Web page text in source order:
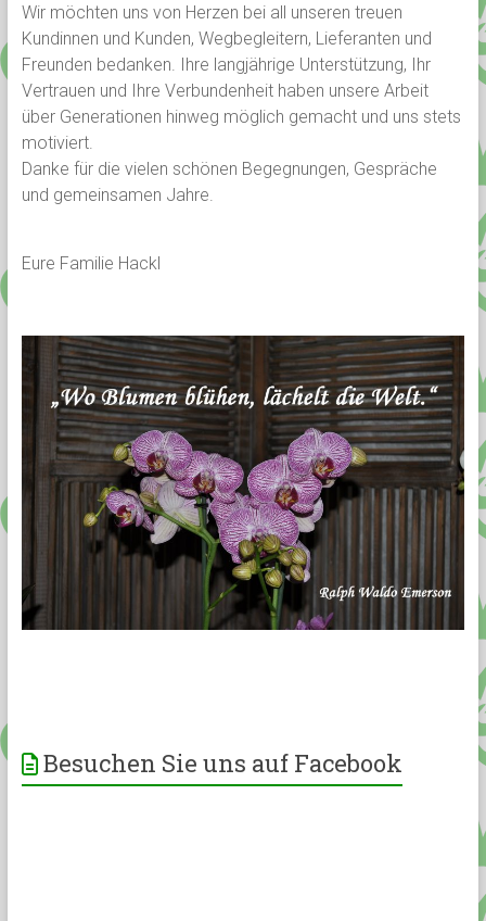
Wir möchten uns von Herzen bei all unseren treuen
Kundinnen und Kunden, Wegbegleitern, Lieferanten und
Freunden bedanken. Ihre langjährige Unterstützung, Ihr
Vertrauen und Ihre Verbundenheit haben unsere Arbeit
über Generationen hinweg möglich gemacht und uns stets
motiviert.
Danke für die vielen schönen Begegnungen, Gespräche
und gemeinsamen Jahre.
Eure Familie Hackl
Besuchen Sie uns auf Facebook